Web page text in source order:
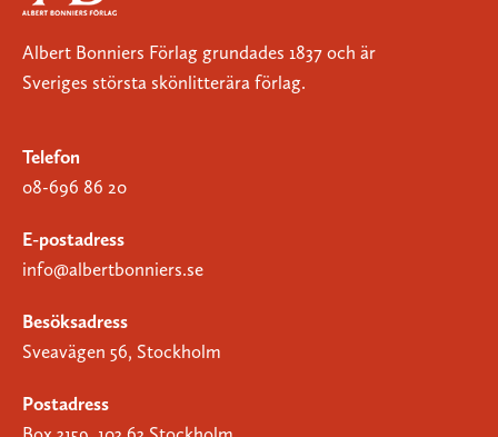
Albert Bonniers Förlag grundades 1837 och är
Sveriges största skönlitterära förlag.
Telefon
08-696 86 20
E-postadress
info@albertbonniers.se
Besöksadress
Sveavägen 56, Stockholm
Postadress